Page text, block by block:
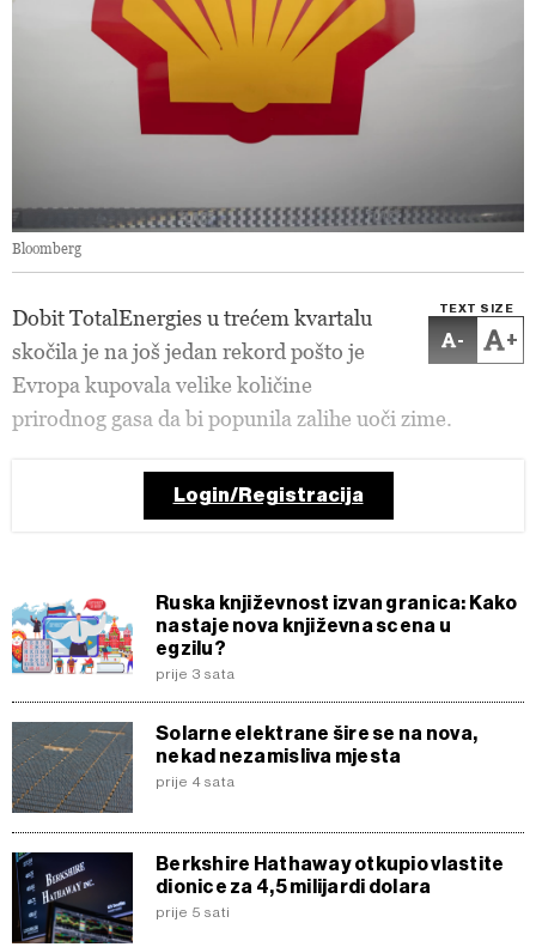
Bloomberg
TEXT SIZE
- +
Dobit TotalEnergies u trećem kvartalu
skočila je na još jedan rekord pošto je
Evropa kupovala velike količine
prirodnog gasa da bi popunila zalihe uoči zime.
Login/Registracija
Ruska književnost izvan granica: Kako
nastaje nova književna scena u
egzilu?
prije 3 sata
Solarne elektrane šire se na nova,
nekad nezamisliva mjesta
prije 4 sata
Berkshire Hathaway otkupio vlastite
dionice za 4,5 milijardi dolara
prije 5 sati